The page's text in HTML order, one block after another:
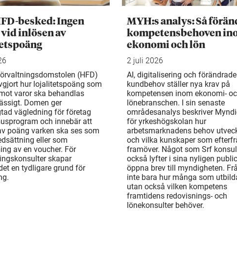
besked: Ingen
inlösen av
(HFD)
hur lojalitetspoäng som
varor ska behandlas
Domen ger
vägledning för företag
och innebär att
poäng varken ska ses som
eller som
av en voucher. För
skapar
en tydligare grund för
MYH:s analys: Så
kompetensbehoven
ekonomi och lön
2 juli 2026
AI, digitalisering och förändrade
kundbehov ställer nya krav på
kompetensen inom ekonomi-
lönebranschen. I sin senaste
områdesanalys beskriver
för yrkeshögskolan hur
arbetsmarknadens behov
och vilka kunskaper som
framöver. Något som Srf
också lyfter i sina nyligen
öppna brev till myndigheten.
inte bara hur många som
utan också vilken kompetens
framtidens redovisnings- och
lönekonsulter behöver.